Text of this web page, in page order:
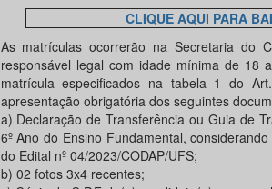
CLIQUE AQUI PARA
As matrículas ocorrerão na Secretaria do
responsável legal com idade mínima de 18
matrícula especificados na tabela 1 do
apresentação obrigatória dos seguintes
a) Declaração de Transferência ou Guia de
6º Ano do Ensino Fundamental,
do Edital nº 04/2023/CODAP/UFS;
b) 02 fotos 3x4 recentes;